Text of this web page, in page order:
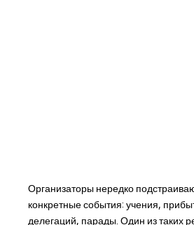
Организаторы нередко
конкретные события: учения,
делегаций, парады. Один из таких